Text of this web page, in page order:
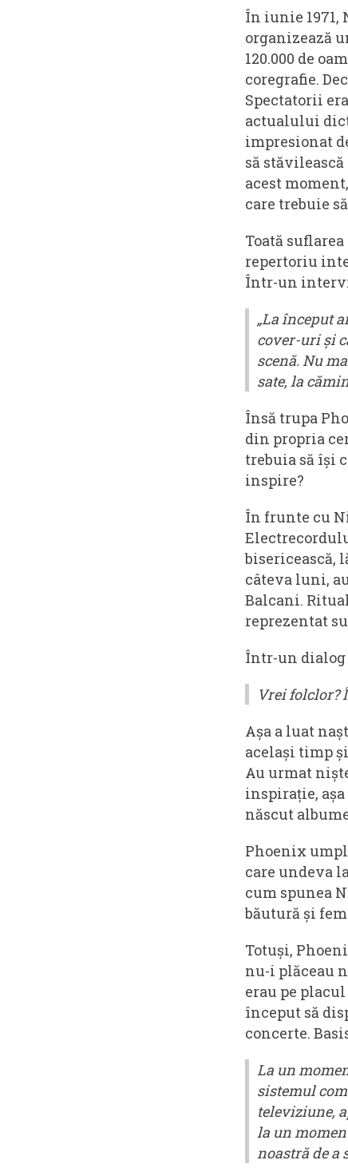
În iunie 1971,
organizează
120.000 de
coregrafie.
Spectatorii
actualului
impresionat
să
acest
care trebuie
Toată
repertoriu
Într-un
„La început
cover-uri și
scenă. Nu
sate, la
Însă trupa
din propria
trebuia să își
inspire?
În frunte cu
bisericească,
câteva luni,
Balcani.
reprezentat
Într-un dialog
Vrei folclor?
Așa a luat
același timp
Au urmat
inspirație,
născut
Phoenix
care undeva
cum spunea
băutură și
Totuși,
nu-i plăceau
erau pe
început să
concerte.
La un
sistemul
televiziune,
la un
noastră de a